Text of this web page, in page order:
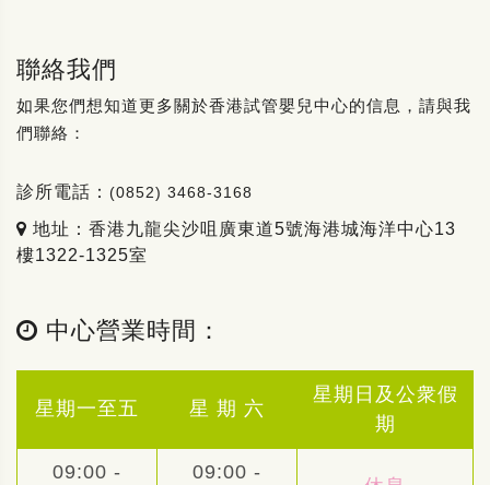
聯絡我們
如果您們想知道更多關於香港試管嬰兒中心的信息，請與我
們聯絡：
診所電話： (0852) 3468-3168
地址：香港九龍尖沙咀廣東道5號海港城海洋中心13
樓1322-1325室
中心營業時間：
星期一至五 星 期 六
星期日及公衆假
期
09:00 - 09:00 -